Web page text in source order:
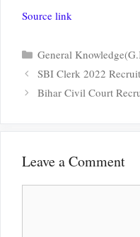
Source link
Categories
General
SBI Clerk 2022
Bihar Civil Court
Leave a Comment